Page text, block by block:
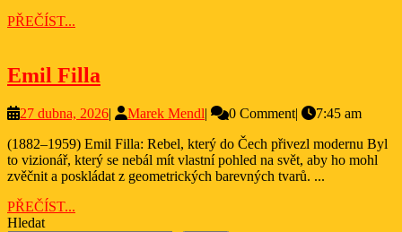
PŘEČÍST...
Emil Filla
27 dubna, 202627
2026
| Marek MendlMarek
| 0 Comment|
7:45 am
(1882–1959) Emil Filla: Rebel, který do Čech přivezl modernu Byl
to vizionář, který se nebál mít vlastní pohled na svět, aby ho mohl
zvěčnit a poskládat z geometrických barevných tvarů. ...
PŘEČÍST...
Hledat